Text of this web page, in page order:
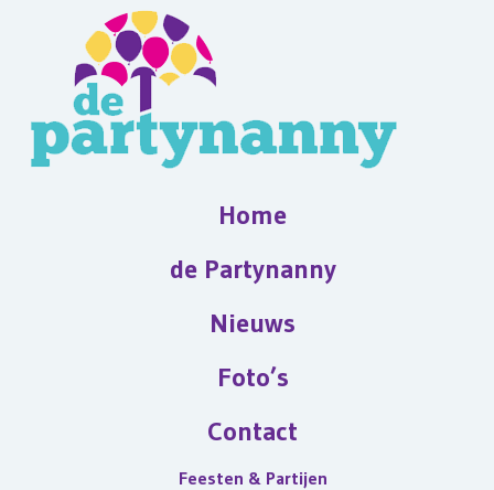
Home
de Partynanny
Nieuws
Foto’s
Contact
Feesten & Partijen